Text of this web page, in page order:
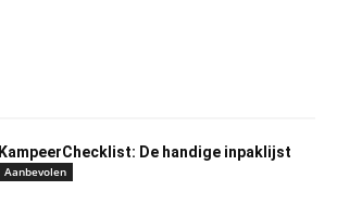
KampeerChecklist: De handige inpaklijst
Aanbevolen